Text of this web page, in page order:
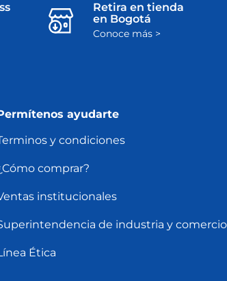
Retira en tienda
en Bogotá
Conoce más >
ayudarte
y condiciones
comprar?
institucionales
de industria y comercio
Ética